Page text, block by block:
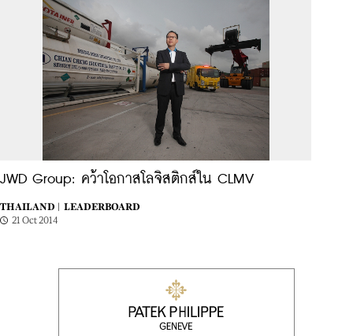
JWD Group: คว้าโอกาสโลจิสติกส์ใน CLMV
THAILAND |
LEADERBOARD
21 Oct 2014